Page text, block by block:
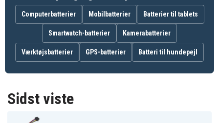
Computerbatterier Mobilbatterier Batterier til tablets
Smartwatch-batterier Kamerabatterier
Værktøjsbatterier GPS-batterier Batteri til hundepejl
Sidst viste